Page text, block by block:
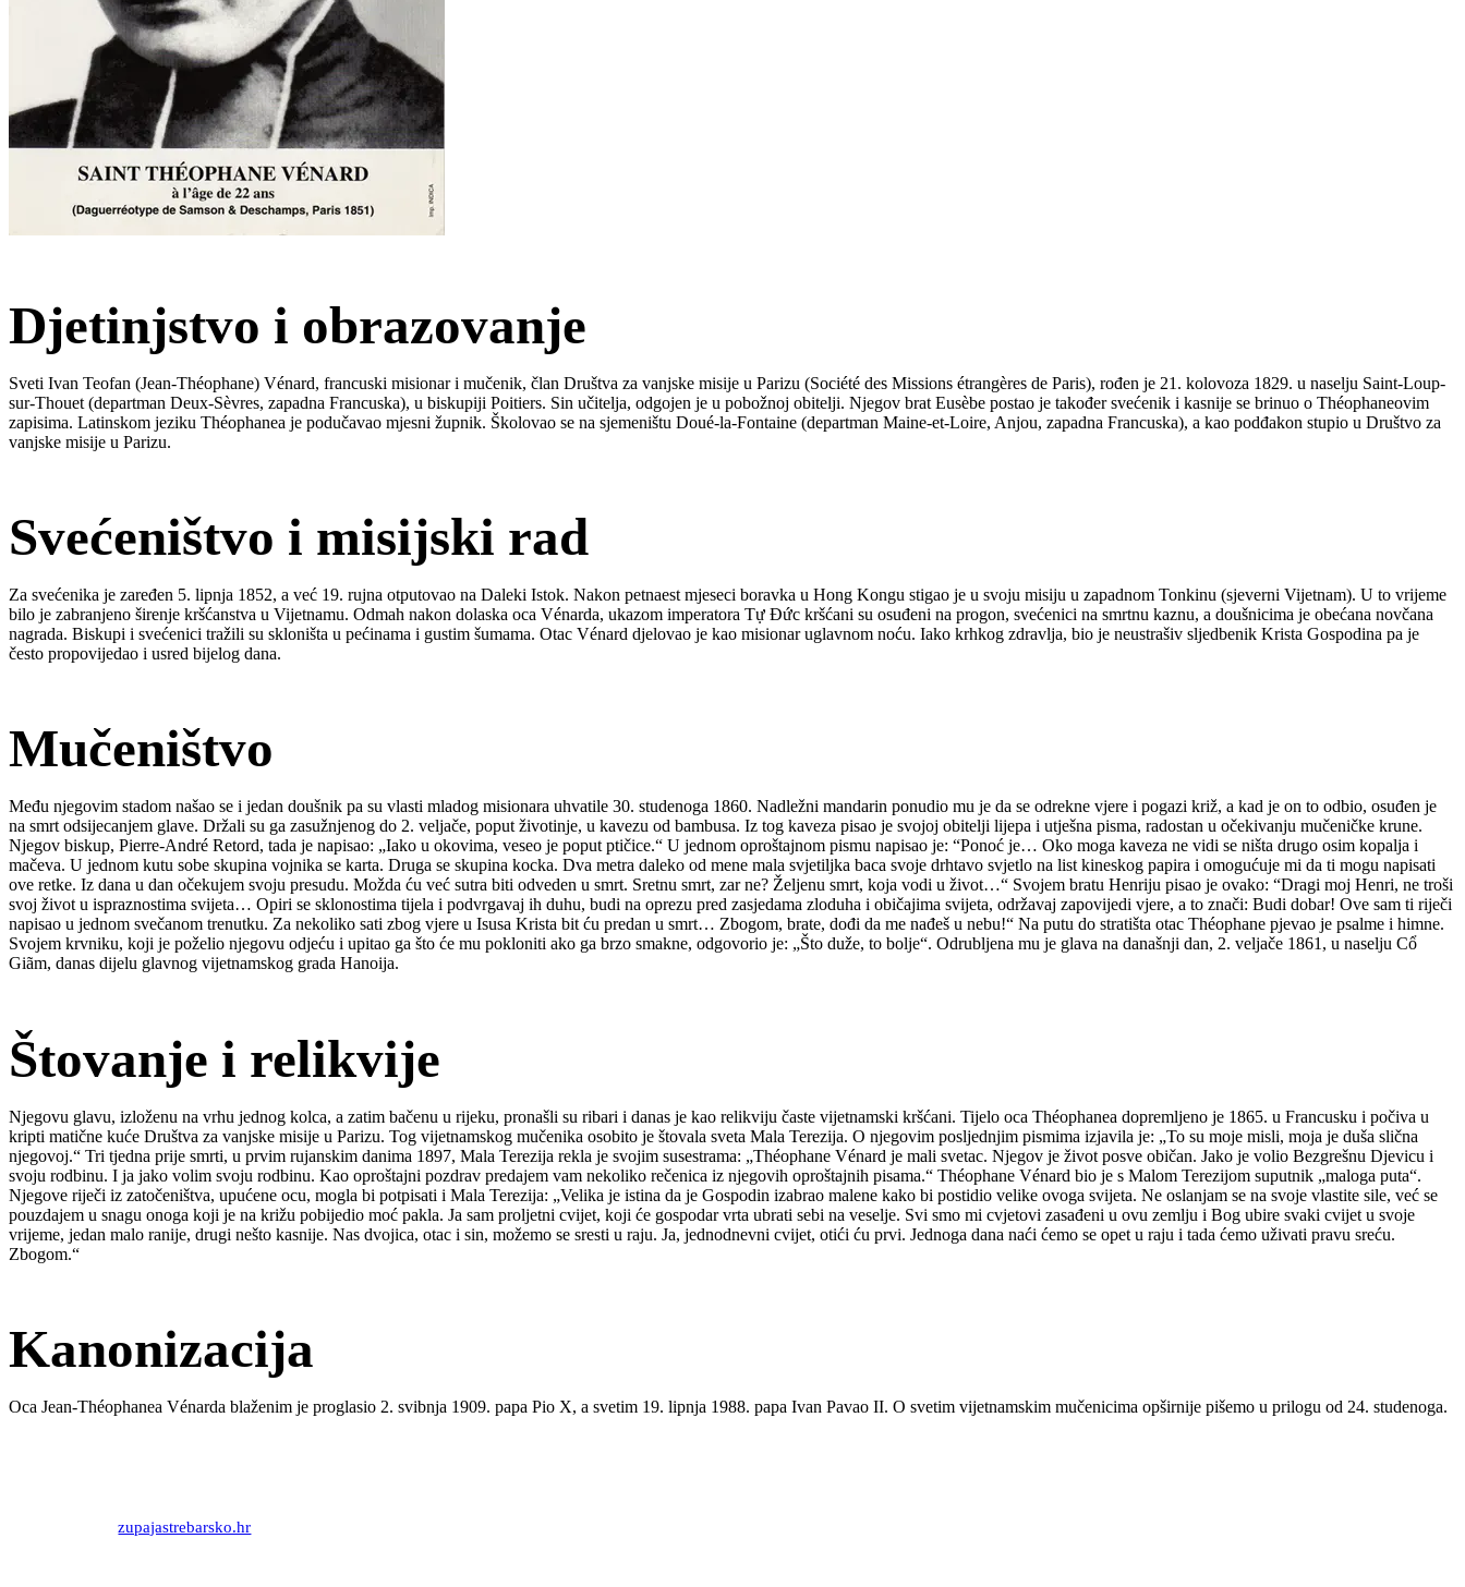
Djetinjstvo i obrazovanje
Sveti Ivan Teofan (Jean-Théophane) Vénard, francuski misionar i mučenik, član Društva za vanjske misije u Parizu (Société des Missions étrangères de Paris), rođen je 21. kolovoza 1829. u naselju Saint-Loup-
sur-Thouet (departman Deux-Sèvres, zapadna Francuska), u biskupiji Poitiers. Sin učitelja, odgojen je u pobožnoj obitelji. Njegov brat Eusèbe postao je također svećenik i kasnije se brinuo o Théophaneovim
zapisima. Latinskom jeziku Théophanea je podučavao mjesni župnik. Školovao se na sjemeništu Doué-la-Fontaine (departman Maine-et-Loire, Anjou, zapadna Francuska), a kao podđakon stupio u Društvo za
vanjske misije u Parizu.
Svećeništvo i misijski rad
Za svećenika je zaređen 5. lipnja 1852, a već 19. rujna otputovao na Daleki Istok. Nakon petnaest mjeseci boravka u Hong Kongu stigao je u svoju misiju u zapadnom Tonkinu (sjeverni Vijetnam). U to vrijeme
bilo je zabranjeno širenje kršćanstva u Vijetnamu. Odmah nakon dolaska oca Vénarda, ukazom imperatora Tự Đức kršćani su osuđeni na progon, svećenici na smrtnu kaznu, a doušnicima je obećana novčana
nagrada. Biskupi i svećenici tražili su skloništa u pećinama i gustim šumama. Otac Vénard djelovao je kao misionar uglavnom noću. Iako krhkog zdravlja, bio je neustrašiv sljedbenik Krista Gospodina pa je
često propovijedao i usred bijelog dana.
Mučeništvo
Među njegovim stadom našao se i jedan doušnik pa su vlasti mladog misionara uhvatile 30. studenoga 1860. Nadležni mandarin ponudio mu je da se odrekne vjere i pogazi križ, a kad je on to odbio, osuđen je
na smrt odsijecanjem glave. Držali su ga zasužnjenog do 2. veljače, poput životinje, u kavezu od bambusa. Iz tog kaveza pisao je svojoj obitelji lijepa i utješna pisma, radostan u očekivanju mučeničke krune.
Njegov biskup, Pierre-André Retord, tada je napisao: „Iako u okovima, veseo je poput ptičice.“ U jednom oproštajnom pismu napisao je: “Ponoć je… Oko moga kaveza ne vidi se ništa drugo osim kopalja i
mačeva. U jednom kutu sobe skupina vojnika se karta. Druga se skupina kocka. Dva metra daleko od mene mala svjetiljka baca svoje drhtavo svjetlo na list kineskog papira i omogućuje mi da ti mogu napisati
ove retke. Iz dana u dan očekujem svoju presudu. Možda ću već sutra biti odveden u smrt. Sretnu smrt, zar ne? Željenu smrt, koja vodi u život…“ Svojem bratu Henriju pisao je ovako: “Dragi moj Henri, ne troši
svoj život u ispraznostima svijeta… Opiri se sklonostima tijela i podvrgavaj ih duhu, budi na oprezu pred zasjedama zloduha i običajima svijeta, održavaj zapovijedi vjere, a to znači: Budi dobar! Ove sam ti riječi
napisao u jednom svečanom trenutku. Za nekoliko sati zbog vjere u Isusa Krista bit ću predan u smrt… Zbogom, brate, dođi da me nađeš u nebu!“ Na putu do stratišta otac Théophane pjevao je psalme i himne.
Svojem krvniku, koji je poželio njegovu odjeću i upitao ga što će mu pokloniti ako ga brzo smakne, odgovorio je: „Što duže, to bolje“. Odrubljena mu je glava na današnji dan, 2. veljače 1861, u naselju Cổ
Giãm, danas dijelu glavnog vijetnamskog grada Hanoija.
Štovanje i relikvije
Njegovu glavu, izloženu na vrhu jednog kolca, a zatim bačenu u rijeku, pronašli su ribari i danas je kao relikviju časte vijetnamski kršćani. Tijelo oca Théophanea dopremljeno je 1865. u Francusku i počiva u
kripti matične kuće Društva za vanjske misije u Parizu. Tog vijetnamskog mučenika osobito je štovala sveta Mala Terezija. O njegovim posljednjim pismima izjavila je: „To su moje misli, moja je duša slična
njegovoj.“ Tri tjedna prije smrti, u prvim rujanskim danima 1897, Mala Terezija rekla je svojim susestrama: „Théophane Vénard je mali svetac. Njegov je život posve običan. Jako je volio Bezgrešnu Djevicu i
svoju rodbinu. I ja jako volim svoju rodbinu. Kao oproštajni pozdrav predajem vam nekoliko rečenica iz njegovih oproštajnih pisama.“ Théophane Vénard bio je s Malom Terezijom suputnik „maloga puta“.
Njegove riječi iz zatočeništva, upućene ocu, mogla bi potpisati i Mala Terezija: „Velika je istina da je Gospodin izabrao malene kako bi postidio velike ovoga svijeta. Ne oslanjam se na svoje vlastite sile, već se
pouzdajem u snagu onoga koji je na križu pobijedio moć pakla. Ja sam proljetni cvijet, koji će gospodar vrta ubrati sebi na veselje. Svi smo mi cvjetovi zasađeni u ovu zemlju i Bog ubire svaki cvijet u svoje
vrijeme, jedan malo ranije, drugi nešto kasnije. Nas dvojica, otac i sin, možemo se sresti u raju. Ja, jednodnevni cvijet, otići ću prvi. Jednoga dana naći ćemo se opet u raju i tada ćemo uživati pravu sreću.
Zbogom.“
Kanonizacija
Oca Jean-Théophanea Vénarda blaženim je proglasio 2. svibnja 1909. papa Pio X, a svetim 19. lipnja 1988. papa Ivan Pavao II. O svetim vijetnamskim mučenicima opširnije pišemo u prilogu od 24. studenoga.
Izvor:zupajastrebarsko.hr